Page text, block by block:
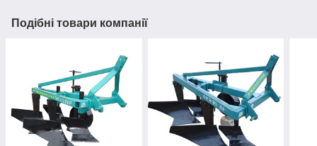
Подібні товари компанії